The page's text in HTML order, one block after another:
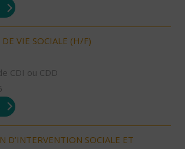
VIE SOCIALE (H/F)
CDI ou CDD
D’INTERVENTION SOCIALE ET